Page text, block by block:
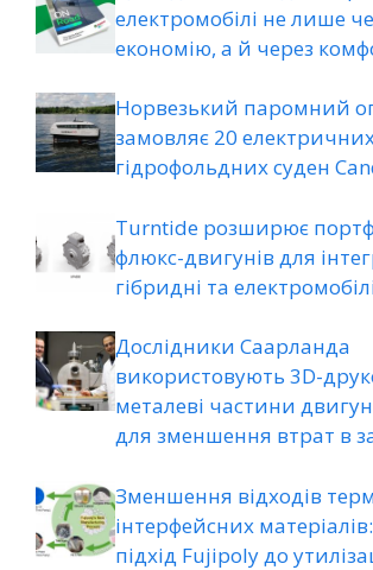
електромобілі не лише
економію, а й через
Норвезький паромний
замовляє 20
гідрофольдних суден
Turntide розширює
флюкс-двигунів для
гібридні та
Дослідники Саарланда
використовують 3D-
металеві частини
для зменшення втрат в
Зменшення відходів
інтерфейсних
підхід Fujipoly до